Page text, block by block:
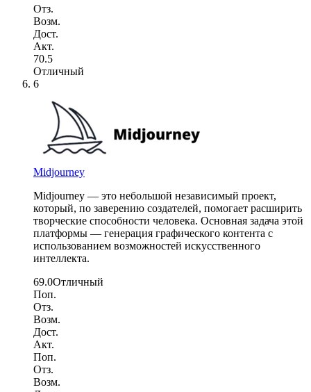
Отз.
Возм.
Дост.
Акт.
70.5
Отличный
6
Midjourney
Midjourney — это небольшой независимый проект,
который, по заверению создателей, помогает расширить
творческие способности человека. Основная задача этой
платформы — генерация графического контента с
использованием возможностей искусственного
интеллекта.
69.0Отличный
Поп.
Отз.
Возм.
Дост.
Акт.
Поп.
Отз.
Возм.